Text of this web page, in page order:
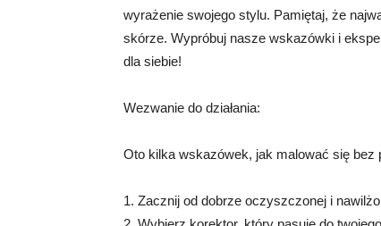
wyrażenie swojego stylu. Pamiętaj, że
skórze. Wypróbuj nasze wskazówki i
dla siebie!
Wezwanie do działania:
Oto kilka wskazówek, jak malować się bez
1. Zacznij od dobrze oczyszczonej i